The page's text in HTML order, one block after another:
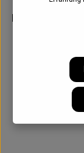
Newsletter